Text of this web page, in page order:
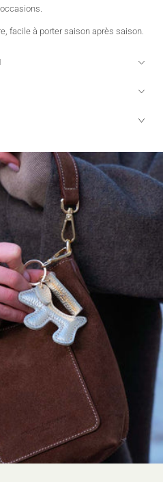
facile à porter saison après saison.